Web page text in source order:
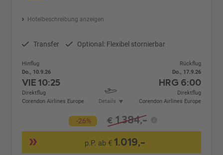
Hotelbeschreibung anzeigen
Transfer Optional: Flexibel stornierbar
Hinflug
Do., 10.9.26
VIE10:25
Direktflug
Corendon Airlines Europe
Details
Rückflug
Do., 17.9.26
HRG 6:00
Direktflug
Corendon Airlines Europe
-26% € 1.384,-
p.P. ab €1.019,-